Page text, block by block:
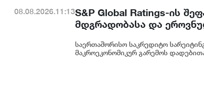
08.08.2026.11:13S&P Global Ratings-ის
მდგრადობასა და
საერთაშორისო საკრედიტო
მაკროეკონომიკურ გარემოს